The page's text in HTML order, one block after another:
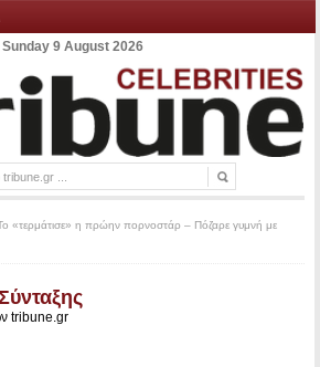
Sunday 9 August 2026
«τερμάτισε» η πρώην πορνοστάρ – Πόζαρε γυμνή με
tribune.gr